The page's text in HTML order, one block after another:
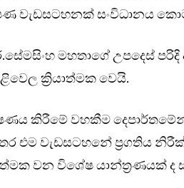
වැඩසටහනක් සංවිධානය
මහතාගේ උපදෙස් පරිදි
ක්‍රියාත්මක වෙයි.
කිරීමේ වහකීම
එම වැඩසටහනේ ප්‍රගතිය
වන විශේෂ යාන්ත්‍රණයක් ද